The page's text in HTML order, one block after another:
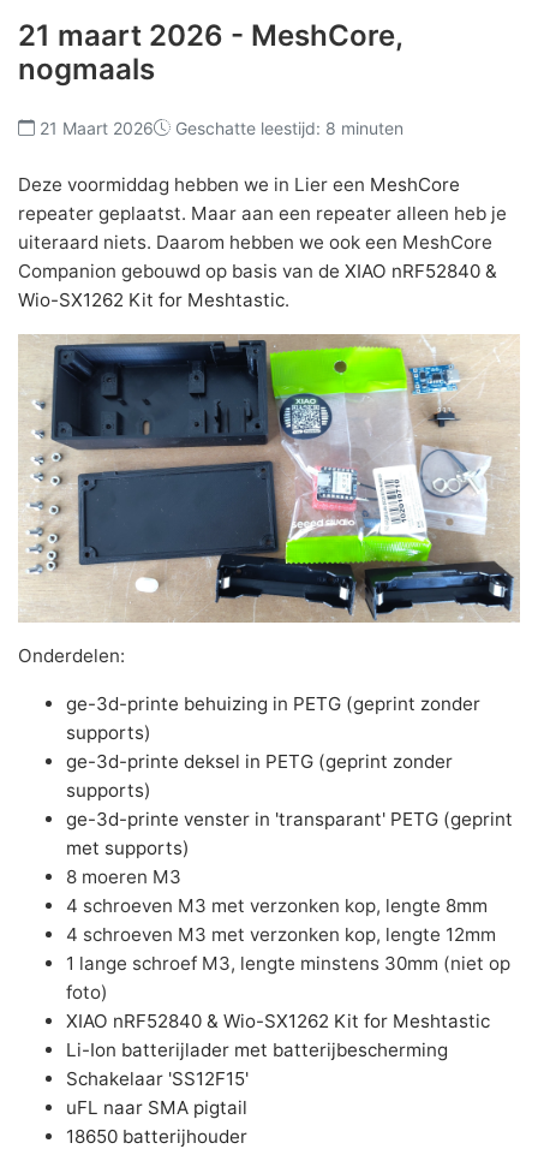
21 maart 2026 - MeshCore,
nogmaals
21 Maart 2026 Geschatte leestijd: 8 minuten
Deze voormiddag hebben we in Lier een MeshCore
repeater geplaatst. Maar aan een repeater alleen heb je
uiteraard niets. Daarom hebben we ook een MeshCore
Companion gebouwd op basis van de XIAO nRF52840 &
Wio-SX1262 Kit for Meshtastic.
Onderdelen:
ge-3d-printe behuizing in PETG (geprint zonder
supports)
ge-3d-printe deksel in PETG (geprint zonder
supports)
ge-3d-printe venster in 'transparant' PETG (geprint
met supports)
8 moeren M3
4 schroeven M3 met verzonken kop, lengte 8mm
4 schroeven M3 met verzonken kop, lengte 12mm
1 lange schroef M3, lengte minstens 30mm (niet op
foto)
XIAO nRF52840 & Wio-SX1262 Kit for Meshtastic
Li-Ion batterijlader met batterijbescherming
Schakelaar 'SS12F15'
uFL naar SMA pigtail
18650 batterijhouder